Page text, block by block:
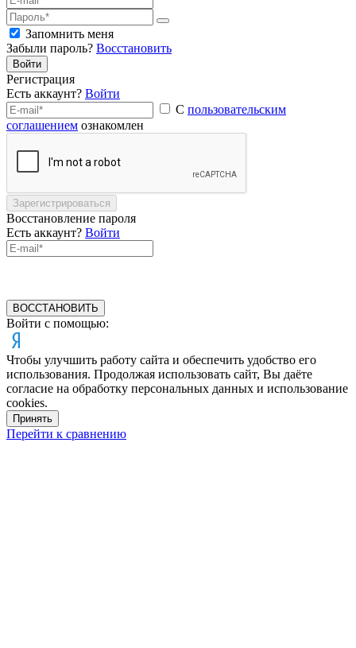
Запомнить меня
Забыли пароль? Восстановить
Войти
Регистрация
Есть аккаунт? Войти
С пользовательским
соглашением ознакомлен
Зарегистрироваться
Восстановление пароля
Есть аккаунт? Войти
ВОССТАНОВИТЬ
Войти с помощью:
Чтобы улучшить работу сайта и обеспечить удобство его
использования. Продолжая использовать сайт, Вы даёте
согласие на обработку персональных данных и использование
cookies.
Принять
Перейти к сравнению